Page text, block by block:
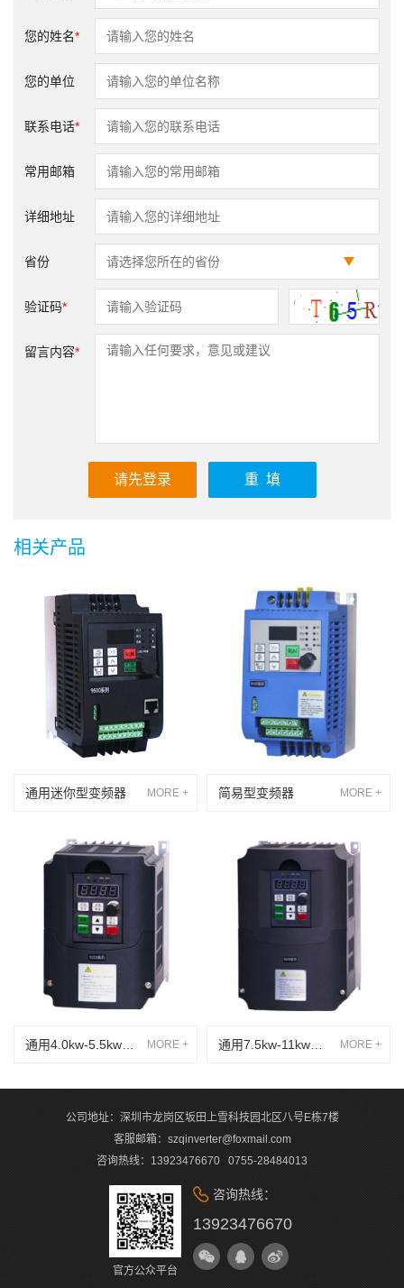
您的姓名*
您的单位
联系电话*
常用邮箱
详细地址
省份
验证码*
留言内容*
相关产品
通用迷你型变频器
机械、塑料机械、食品机械、电
气机械、数控机床、拔丝机械等
MORE + 简易型变频器
器。功能简单，操作方便。
MORE +
械、电工机械、数控机床、拉丝
MORE +
械、电工机械、数控机床、拉丝
MORE +
公司地址：深圳市龙岗区坂田上雪科技园北区八号E栋7楼
客服邮箱：szqinverter@foxmail.com
咨询热线：13923476670 0755-28484013
官方公众平台
咨询热线：
13923476670